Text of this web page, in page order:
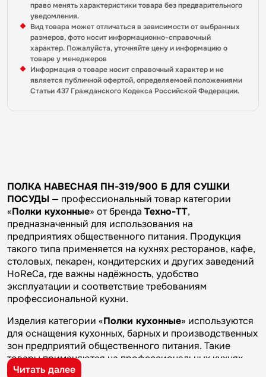
право менять характеристики товара без предварительного
уведомления.
Вид товара может отличаться в зависимости от выбранных
размеров, фото носит информационно-справочный
характер. Пожалуйста, уточняйте цену и информацию о
товаре у менеджеров
Информация о товаре носит справочный характер и не
является публичной офертой, определяемоей положениями
Статьи 437 Гражданского Кодекса Российской Федерации.
ПОЛКА НАВЕСНАЯ ПН-319/900 Б ДЛЯ СУШКИ
ПОСУДЫ — профессиональный товар категории
«Полки кухонные» от бренда Техно-ТТ,
предназначенный для использования на
предприятиях общественного питания. Продукция
такого типа применяется на кухнях ресторанов, кафе,
столовых, пекарен, кондитерских и других заведений
HoReCa, где важны надёжность, удобство
эксплуатации и соответствие требованиям
профессиональной кухни.
Изделия категории «Полки кухонные» используются
для оснащения кухонных, барных и производственных
зон предприятий общественного питания. Такие
товары применяются на профессиональных кухнях
ресторанов и кафе, в столовых, пекарнях,
Читать далее